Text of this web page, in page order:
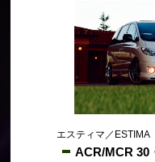
エスティマ／ESTIMA
ACR/MCR 30